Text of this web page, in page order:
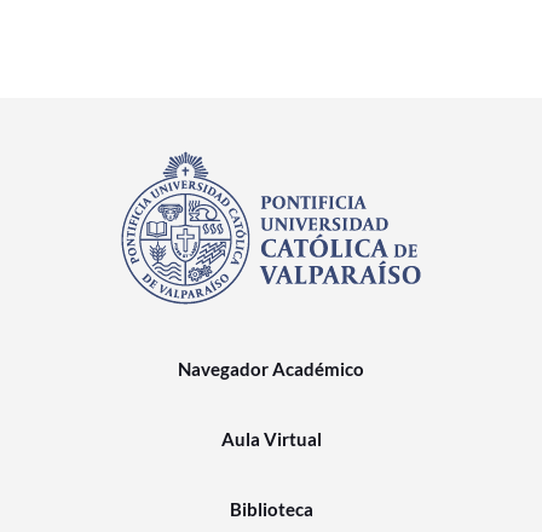
Navegador Académico
Aula Virtual
Biblioteca